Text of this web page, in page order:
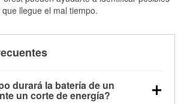
llegue el mal tiempo.
durará la batería de un
un corte de energía?